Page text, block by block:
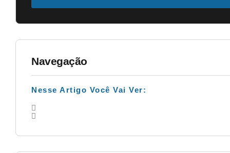
Navegação
Nesse Artigo Você Vai Ver: